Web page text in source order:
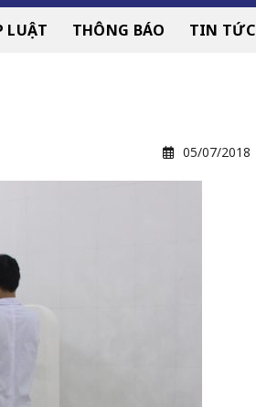
LUẬT THÔNG BÁO TIN TỨC
05/07/2018
chào giá Bộ xử lý hình ảnh và
31/07/2026